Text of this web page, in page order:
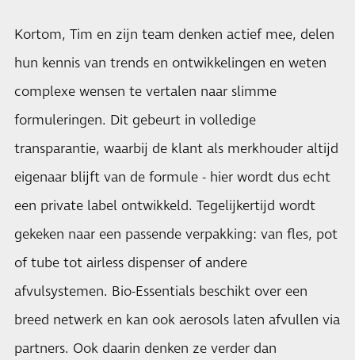
Kortom, Tim en zijn team denken actief mee, delen
hun kennis van trends en ontwikkelingen en weten
complexe wensen te vertalen naar slimme
formuleringen. Dit gebeurt in volledige
transparantie, waarbij de klant als merkhouder altijd
eigenaar blijft van de formule - hier wordt dus echt
een private label ontwikkeld. Tegelijkertijd wordt
gekeken naar een passende verpakking: van fles, pot
of tube tot airless dispenser of andere
afvulsystemen. Bio-Essentials beschikt over een
breed netwerk en kan ook aerosols laten afvullen via
partners. Ook daarin denken ze verder dan